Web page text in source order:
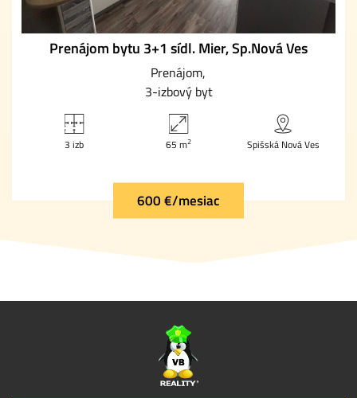
Prenájom bytu 3+1 sídl. Mier, Sp.Nová Ves
Prenájom
3-izbový byt
3 izb 65 m2 Spišská Nová Ves
600 €/mesiac